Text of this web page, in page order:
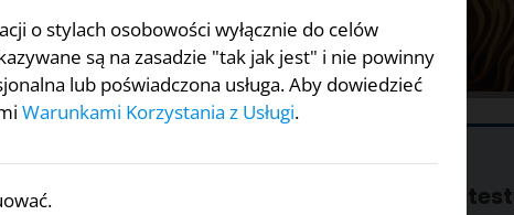
się
Dlaczego warto
skorzystać z tego
o stylach osobowości wyłącznie do celów
są na zasadzie "tak jak jest" i nie powinny
lub poświadczona usługa. Aby dowiedzieć
Warunkami Korzystania z Usługi.